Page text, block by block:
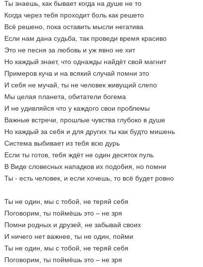
Ты знаешь, как бывает когда на душе не то
Когда через тебя проходит боль как решето
Всё решено, пока оставить мысли негатива
Если нам дана судьба, так проведи время красиво
Это не песня за любовь и уж явно не хит
Но каждый знает, что однажды найдёт свой магнит
Примеров куча и на всякий случай помни это
И себя не мучай, ты не человек живущий слепо
Мы целая планета, обитатели богема
И не удивляйся что у каждого свои проблемы
Важные встречи, прошлые чувства глубоко в душе
Но каждый за себя и для других ты как будто мишень
Система выбивает из тебя всю дурь
Если ты готов, тебя ждёт не один десяток пуль
В Виде словесных нападков их подобия, но помни
Ты - есть человек, и если хочешь, то всё будет ровно
Ты не один, мы с тобой, не теряй себя
Поговорим, ты поймёшь это – не зря
Помни родных и друзей, не забывай своих
И ничего нет важнее, ты не один, пойми
Ты не один, мы с тобой, не теряй себя
Поговорим, ты поймёшь это – не зря